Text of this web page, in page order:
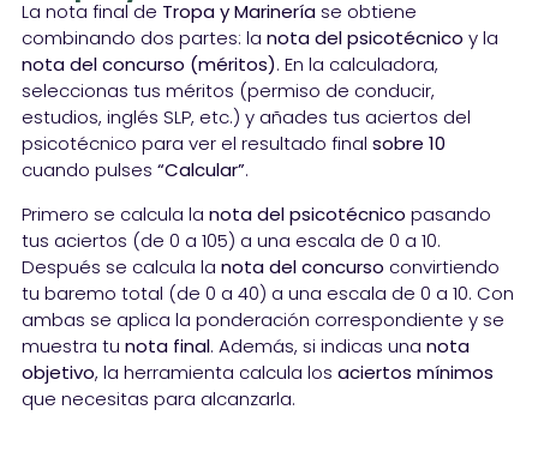
La nota final de Tropa y Marinería se obtiene
combinando dos partes: la nota del psicotécnico y la
nota del concurso (méritos). En la calculadora,
seleccionas tus méritos (permiso de conducir,
estudios, inglés SLP, etc.) y añades tus aciertos del
psicotécnico para ver el resultado final sobre 10
cuando pulses “Calcular”.
Primero se calcula la nota del psicotécnico pasando
tus aciertos (de 0 a 105) a una escala de 0 a 10.
Después se calcula la nota del concurso convirtiendo
tu baremo total (de 0 a 40) a una escala de 0 a 10. Con
ambas se aplica la ponderación correspondiente y se
muestra tu nota final. Además, si indicas una nota
objetivo, la herramienta calcula los aciertos mínimos
que necesitas para alcanzarla.